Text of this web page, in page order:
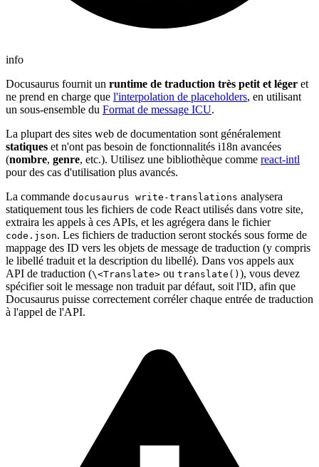
info
Docusaurus fournit un runtime de traduction très petit et léger et
ne prend en charge que l'interpolation de placeholders, en utilisant
un sous-ensemble du Format de message ICU.
La plupart des sites web de documentation sont généralement
statiques et n'ont pas besoin de fonctionnalités i18n avancées
(nombre, genre, etc.). Utilisez une bibliothèque comme react-intl
pour des cas d'utilisation plus avancés.
La commande docusaurus write-translations analysera
statiquement tous les fichiers de code React utilisés dans votre site,
extraira les appels à ces APIs, et les agrégera dans le fichier
code.json. Les fichiers de traduction seront stockés sous forme de
mappage des ID vers les objets de message de traduction (y compris
le libellé traduit et la description du libellé). Dans vos appels aux
API de traduction (\<Translate> ou translate() ), vous devez
spécifier soit le message non traduit par défaut, soit l'ID, afin que
Docusaurus puisse correctement corréler chaque entrée de traduction
à l'appel de l'API.